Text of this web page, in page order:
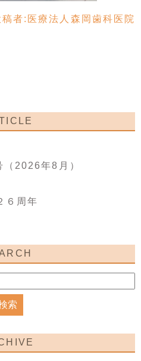
稿者: 医療法人森岡歯科医院
2026年8月）
６周年